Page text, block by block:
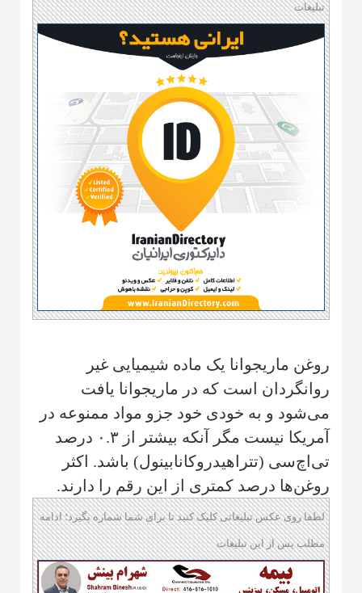
تبلیغات
روغن ماریجوانا یک ماده شیمیایی غیر
روانگردان است که در ماریجوانا یافت
می‌شود و به خودی خود جزو مواد ممنوعه در
آمریکا نیست مگر آنکه بیشتر از ۰.۳ درصد
تی‌اچ‌سی (تتراهیدروکانابینول) باشد. اکثر
روغن‌ها درصد کمتری از این رقم را دارند.
لطفا روی عکس تبلیغاتی کلیک کنید تا برای شما شماره بگیرد؛ ادامه
مطلب پس از این تبلیغات